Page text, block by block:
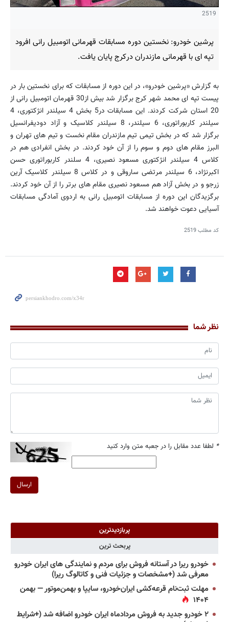
2519
پرشین خودرو: نخستین دوره مسابقات قهرمانی اتومبیل رانی افرود
تپه ای با قهرمانی مازندران درکرج پایان یافت.
به گزارش «پرشین خودرو»، در این دوره از مسابقات که برای نخستین بار در
پیست تپه ای محمد شهر کرج برگزار شد بیش از30 قهرمان اتومبیل رانی از
20 استان شرکت کردند. این مسابقات در5 بخش 4 سیلندر انژکتوری، 4
سیلندر کاربوراتوری، 6 سیلندر، 8 سیلندر کلاسیک و آزاد دودیفرانسیل
برگزار شد که در بخش تیمی تیم مازندران مقام نخست و تیم های تهران و
البرز مقام های دوم و سوم را از آن خود کردند. در بخش انفرادی هم در
کلاس 4 سیلندر انژکتوری مسعود نصیری، 4 سلندر کاربوراتوری حسن
اکبرنژاد، 6 سیلندر مرتضی ساروقی و در کلاس 8 سیلندر کلاسیک آرین
زرجو و در بخش آزاد هم مسعود نصیری مقام های برتر را از آن خود کردند.
برگزیدگان این دوره از مسابقات اتومبیل رانی به اردوی آمادگی مسابقات
آسیایی دعوت خواهند شد.
کد مطلب2519
نظر شما
* لطفا عدد مقابل را در جعبه متن وارد کنید
ارسال
پربازدیدترین
پربحث ترین
خودرو ریرا در آستانه فروش برای مردم و نمایندگی های ایران خودرو
معرفی شد (+مشخصات و جزئیات فنی و کاتالوگ ریرا)
مهلت ثبت‌نام قرعه‌کشی ایران‌خودرو، سایپا و بهمن‌موتور — بهمن
۱۴۰۴
۲ خودرو جدید به فروش مردادماه ایران خودرو اضافه شد (+شرایط